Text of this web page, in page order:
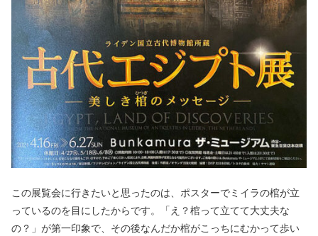
この展覧会に行きたいと思ったのは、ポスターでミイラの棺が立
っているのを目にしたからです。「え？棺って立てて大丈夫な
の？」が第一印象で、その後なんだか棺がこっちにむかって歩い